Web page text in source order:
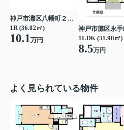
神戸市灘区八幡町２丁目
1R (36.02㎡)
10.1万円
1LDK (31.98㎡)
8.5万円
よく見られている物件